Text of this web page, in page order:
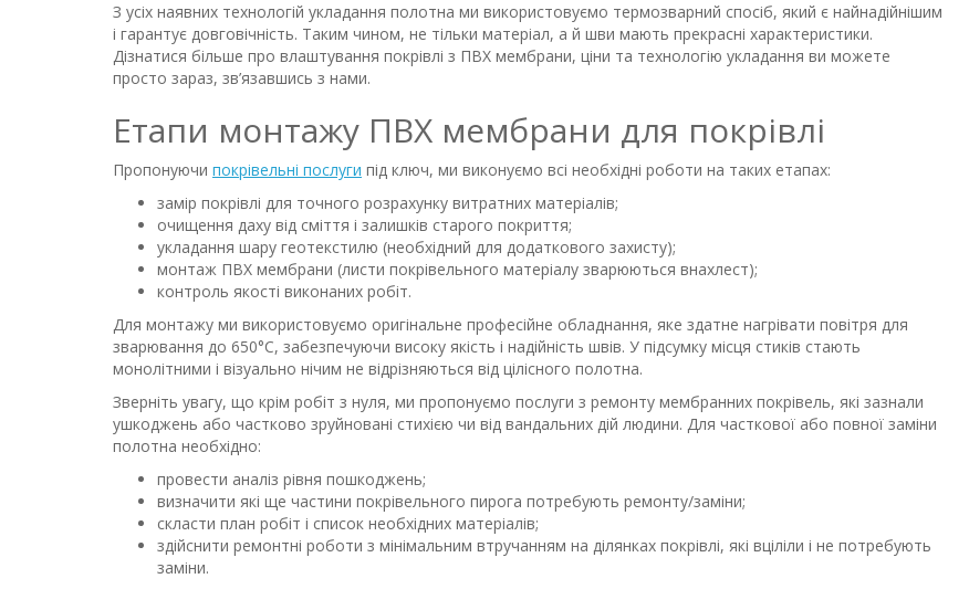
З усіх наявних технологій укладання полотна ми використовуємо термозварний спосіб, який є найнадійнішим
і гарантує довговічність. Таким чином, не тільки матеріал, а й шви мають прекрасні характеристики.
Дізнатися більше про влаштування покрівлі з ПВХ мембрани, ціни та технологію укладання ви можете
просто зараз, зв’язавшись з нами.
Етапи монтажу ПВХ мембрани для покрівлі
Пропонуючи покрівельні послуги під ключ, ми виконуємо всі необхідні роботи на таких етапах:
замір покрівлі для точного розрахунку витратних матеріалів;
очищення даху від сміття і залишків старого покриття;
укладання шару геотекстилю (необхідний для додаткового захисту);
монтаж ПВХ мембрани (листи покрівельного матеріалу зварюються внахлест);
контроль якості виконаних робіт.
Для монтажу ми використовуємо оригінальне професійне обладнання, яке здатне нагрівати повітря для
зварювання до 650°C, забезпечуючи високу якість і надійність швів. У підсумку місця стиків стають
монолітними і візуально нічим не відрізняються від цілісного полотна.
Зверніть увагу, що крім робіт з нуля, ми пропонуємо послуги з ремонту мембранних покрівель, які зазнали
ушкоджень або частково зруйновані стихією чи від вандальних дій людини. Для часткової або повної заміни
полотна необхідно:
провести аналіз рівня пошкоджень;
визначити які ще частини покрівельного пирога потребують ремонту/заміни;
скласти план робіт і список необхідних матеріалів;
здійснити ремонтні роботи з мінімальним втручанням на ділянках покрівлі, які вціліли і не потребують
заміни.